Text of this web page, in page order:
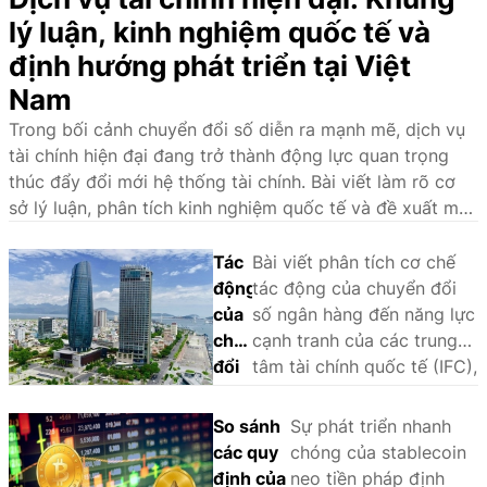
lý luận, kinh nghiệm quốc tế và
định hướng phát triển tại Việt
Nam
Trong bối cảnh chuyển đổi số diễn ra mạnh mẽ, dịch vụ
tài chính hiện đại đang trở thành động lực quan trọng
thúc đẩy đổi mới hệ thống tài chính. Bài viết làm rõ cơ
sở lý luận, phân tích kinh nghiệm quốc tế và đề xuất một
chính hiện đại tại Việt Nam.
Tác
động
của
chuyển
đổi
ngân
hàng
đến
Bài viết phân tích cơ chế
tác động của chuyển đổi
số ngân hàng đến năng lực
cạnh tranh của các trung
tâm tài chính quốc tế (IFC),
phân tích so sánh định tính
(QCA) trên một số trường
hợp tại châu Á - Thái Bình
So sánh
các quy
định của
Sự phát triển nhanh
chóng của stablecoin
neo tiền pháp định